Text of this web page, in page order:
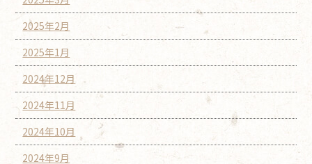
2025年2月
2025年1月
2024年12月
2024年11月
2024年10月
2024年9月